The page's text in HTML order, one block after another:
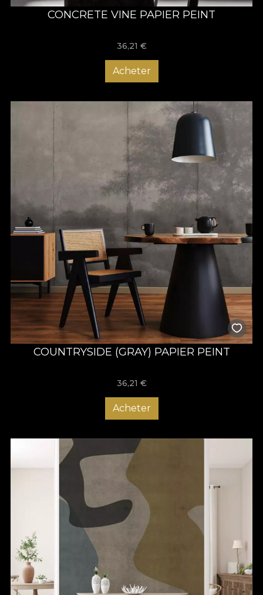
CONCRETE VINE PAPIER PEINT
36,21 €
Acheter
COUNTRYSIDE (GRAY) PAPIER PEINT
36,21 €
Acheter